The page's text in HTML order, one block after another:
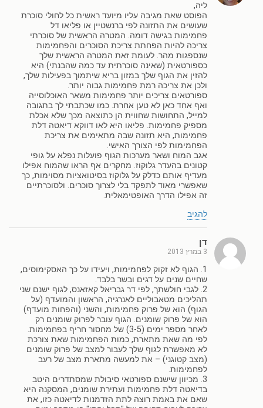
ליה,
הפוסט שאת מגיבה עליו מיועד ראשית כל לחולי סוכרת
שעושים את התזונה לפי ברנשטיין או פליאו דל
פחמימות בגישה דומה. המטרה הראשית של סוכרתי
צריכה להיות הפחתת צריכת הסוכרים והפחמימות
שנספגות מהר. לעומת זאת המטרה הראשית שלך
כספורטאית (שאינה סוכרתית עד כמה שהבנתי) היא
להזין את הגוף שלך במזון בריא שיתמוך בפעילות שלך,
ולכן את צריכה רמת פחמימות גבוה יותר.
ספורטאים צריכים יותר פחמימות משאר האוכלוסייה
ואף אחד כאן לא טען אחרת. כמו שכתבתי לך בתגובה
למייל, התחושות שחווית הן כתוצאה מכך שלא אכלת
מספיק פחמימות. פליאו היא לאו דווקא דיאטה דלת
פחמימות, היא תזונה שבה מתאימים את צריכת
הפחמימות לפי הצורך האישי.
אגב המוח ושאר מערכות הגוף פועלות נפלא על גופי
קטונים בהעדר גלוקוז. מחקרים אף הראו שהמוח אפילו
מעדיף אותם כדלק על גלוקוז בסיטואציות מסוימות, כך
שאפשרי מאוד לתפקד בלי לצרוך סוכרים. ולסוכרתיים
זה אפילו הדרך האופטימאלית.
להגיב
דן
3 במרץ 2013
1. הגוף לא זקוק לפחמימות, ויעידו על כך האסקימוסים,
שחיים שנים על דגים ובשר בלבד.
2. לגבי חולשתך, לפי דר גבריאל קאזאנס, לגוף ישנם שני
תהליכים מטאבוליים לאנרגיה, הראשון והמועדף (על
הגוף) הוא של פרוק פחמימות, והשני (והפחות מועדף)
הוא של פרוק שומנים. הגוף עובר לפרוק שומנים רק
לאחר מספר ימים (3-5) של מחסור חריף בפחמימות.
לפי מה שאת מתארת, כמות הפחמימות שאת צורכת
לא מאפשרת לגוף שלך לעבור למצב של פרוק שומנים
(מצב קטוגני) – את למעשה מתארת מצב של רעב
לפחמימות.
3. מכיוון שישנם ספורטאי סיבולת שמסתדרים היטב
בדיאטה דלת פחמימות ועתירת שומנים, המסקנה היא
שאם את באמת רוצה לתת הזדמנות לדיאטה כזו, את